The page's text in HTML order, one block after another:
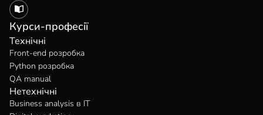
Курси-професії
Технічні
Front-end розробка
Python розробка
QA manual
Нетехнічні
Business analysis в IT